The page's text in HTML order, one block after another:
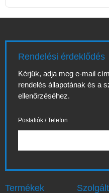
Rendelési érdeklődés
Kérjük, adja meg e-mail
rendelés állapotának és a
ellenőrzéséhez.
Postafiók / Telefon
Termékek